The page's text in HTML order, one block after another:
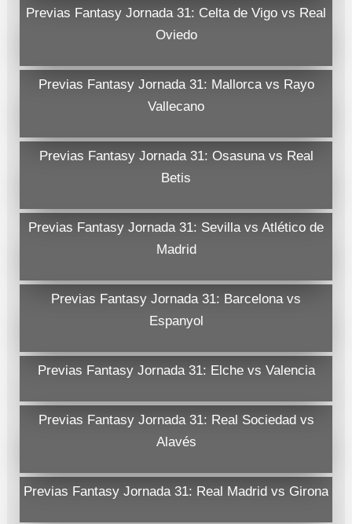
Previas Fantasy Jornada 31: Celta de Vigo vs Real
Oviedo
Previas Fantasy Jornada 31: Mallorca vs Rayo
Vallecano
Previas Fantasy Jornada 31: Osasuna vs Real
Betis
Previas Fantasy Jornada 31: Sevilla vs Atlético de
Madrid
Previas Fantasy Jornada 31: Barcelona vs
Espanyol
Previas Fantasy Jornada 31: Elche vs Valencia
Previas Fantasy Jornada 31: Real Sociedad vs
Alavés
Previas Fantasy Jornada 31: Real Madrid vs Girona